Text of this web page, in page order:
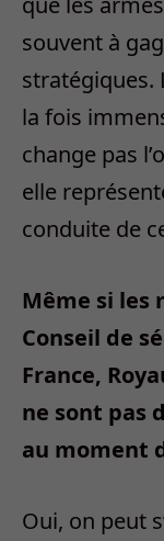
souvent à
stratégiques.
la fois
change pas
elle
conduite de
Même si les
Conseil de
France,
ne sont pas
au moment
Oui, on peut